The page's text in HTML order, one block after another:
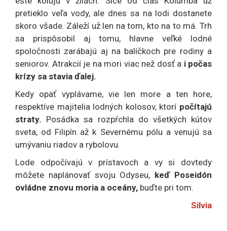
pretieklo veľa vody, ale dnes sa na lodi dostanete
skoro všade. Záleží už len na tom, kto na to má. Trh
sa prispôsobil aj tomu, hlavne veľké lodné
spoločnosti zarábajú aj na balíčkoch pre rodiny a
seniorov. Atrakcií je na mori viac než dosť a i počas
krízy sa stavia ďalej.
Kedy opäť vyplávame, vie len more a ten hore,
respektíve majitelia lodných kolosov, ktorí počítajú
straty. Posádka sa rozpŕchla do všetkých kútov
sveta, od Filipín až k Severnému pólu a venujú sa
umývaniu riadov a rybolovu.
Lode odpočívajú v prístavoch a vy si dovtedy
môžete naplánovať svoju Odyseu, keď Poseidón
ovládne znovu moria a oceány, buďte pri tom.
Silvia